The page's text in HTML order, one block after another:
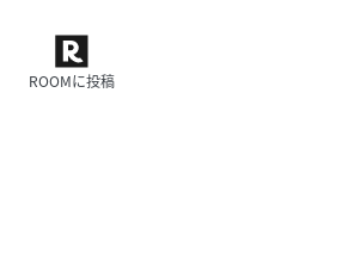
ROOMに投稿